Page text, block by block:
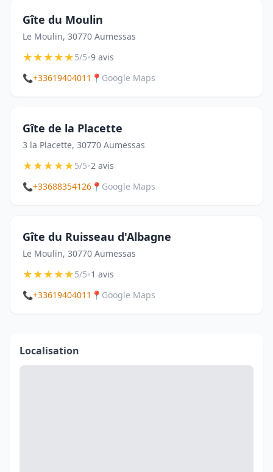
Gîte du Moulin
Le Moulin, 30770 Aumessas
★★★★★5/5•9 avis
📞+33619404011 📍 Google Maps
Gîte de la Placette
3 la Placette, 30770 Aumessas
★★★★★5/5•2 avis
📞+33688354126 📍 Google Maps
Gîte du Ruisseau d'Albagne
Le Moulin, 30770 Aumessas
★★★★★5/5•1 avis
📞+33619404011 📍 Google Maps
Localisation